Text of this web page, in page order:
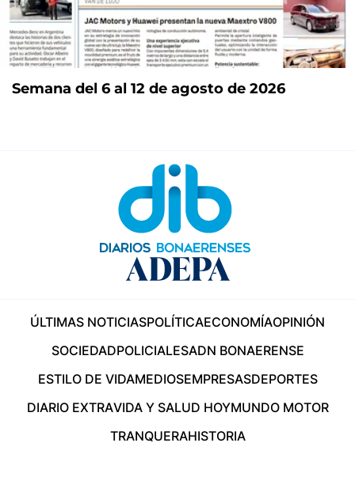
Semana del 6 al 12 de agosto de 2026
ÚLTIMAS NOTICIASPOLÍTICAECONOMÍAOPINIÓN
SOCIEDADPOLICIALESADN BONAERENSE
ESTILO DE VIDAMEDIOSEMPRESASDEPORTES
DIARIO EXTRAVIDA Y SALUD HOYMUNDO MOTOR
TRANQUERAHISTORIA